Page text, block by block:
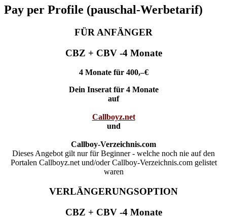
Pay per Profile (pauschal-Werbetarif)
FÜR ANFÄNGER
CBZ + CBV -4 Monate
4 Monate für 400,–€
Dein Inserat für 4 Monate
auf
Callboyz.net
und
Callboy-Verzeichnis.com
Dieses Angebot gilt nur für Beginner - welche noch nie auf den
Portalen Callboyz.net und/oder Callboy-Verzeichnis.com gelistet
waren
VERLÄNGERUNGSOPTION
CBZ + CBV -4 Monate